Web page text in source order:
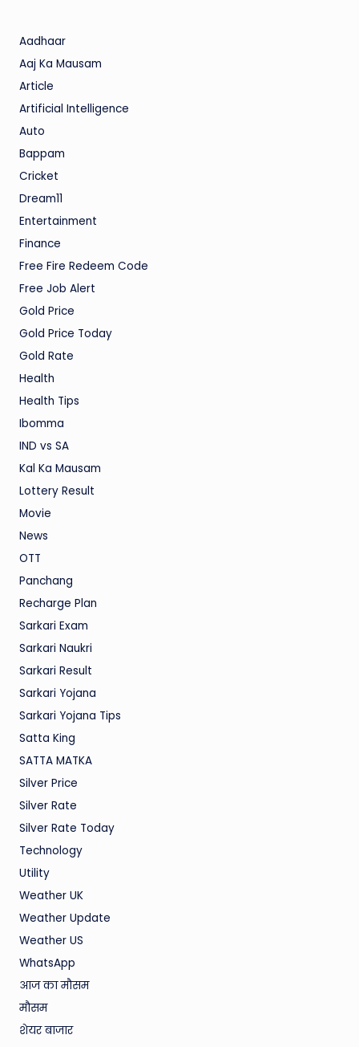
Aadhaar
Aaj Ka Mausam
Article
Artificial Intelligence
Auto
Bappam
Cricket
Dream11
Entertainment
Finance
Free Fire Redeem Code
Free Job Alert
Gold Price
Gold Price Today
Gold Rate
Health
Health Tips
Ibomma
IND vs SA
Kal Ka Mausam
Lottery Result
Movie
News
OTT
Panchang
Recharge Plan
Sarkari Exam
Sarkari Naukri
Sarkari Result
Sarkari Yojana
Sarkari Yojana Tips
Satta King
SATTA MATKA
Silver Price
Silver Rate
Silver Rate Today
Technology
Utility
Weather UK
Weather Update
Weather US
WhatsApp
आज का मौसम
मौसम
शेयर बाजार